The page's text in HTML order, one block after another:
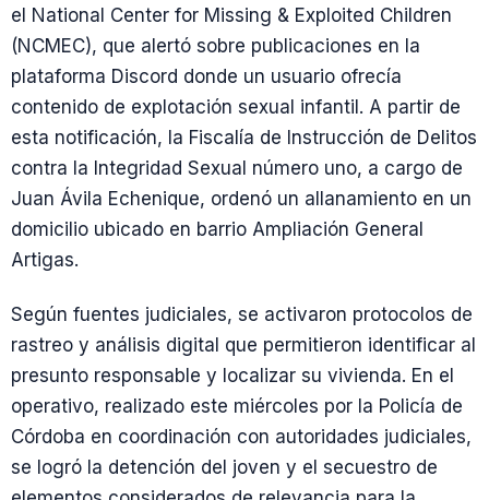
el National Center for Missing & Exploited Children
(NCMEC), que alertó sobre publicaciones en la
plataforma Discord donde un usuario ofrecía
contenido de explotación sexual infantil. A partir de
esta notificación, la Fiscalía de Instrucción de Delitos
contra la Integridad Sexual número uno, a cargo de
Juan Ávila Echenique, ordenó un allanamiento en un
domicilio ubicado en barrio Ampliación General
Artigas.
Según fuentes judiciales, se activaron protocolos de
rastreo y análisis digital que permitieron identificar al
presunto responsable y localizar su vivienda. En el
operativo, realizado este miércoles por la Policía de
Córdoba en coordinación con autoridades judiciales,
se logró la detención del joven y el secuestro de